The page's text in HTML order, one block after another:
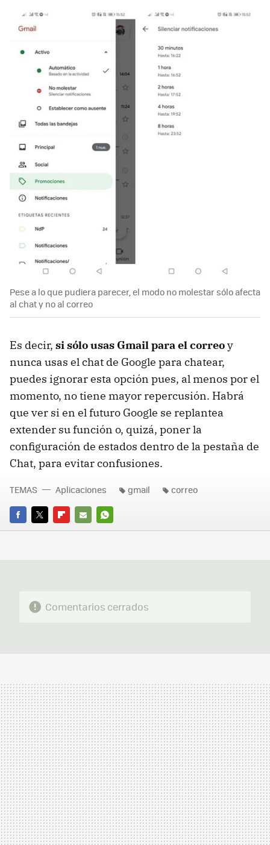
Pese a lo que pudiera parecer, el modo no molestar sólo afecta
al chat y no al correo
Es decir, si sólo usas Gmail para el correoy
nunca usas el chat de Google para chatear,
puedes ignorar esta opción pues, al menos por el
momento, no tiene mayor repercusión. Habrá
que ver si en el futuro Google se replantea
extender su función o, quizá, poner la
configuración de estados dentro de la pestaña de
Chat, para evitar confusiones.
FACEBOOK
TWITTERFLIPBOARD
E-
WHATSAPP
TEMAS Aplicaciones gmail correo
Comentarios cerrados